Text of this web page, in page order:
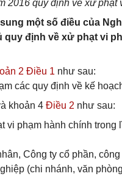
2016 quy định về xử
một số điều của
quy định về xử phạt vi
2 Điều 1 như sau:
các quy định về kế
khoản 4 Điều 2 như sau:
vi phạm hành chính
Công ty cổ phần,
(chi nhánh, văn